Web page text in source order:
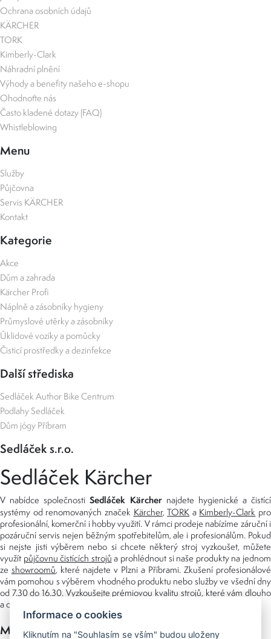
Ochrana osobních údajů
KÄRCHER
TORK
Kimberly-Clark
Náhradní plnění
Výhody a benefity našeho e-shopu
Ohodnoťte nás
Často kladené dotazy (FAQ)
Whistleblowing
Menu
Služby
Půjčovna
Servis KÄRCHER
Kontakt
Kategorie
Akce
Dům a zahrada
Kärcher Profi
Náplně a zásobníky hygieny
Průmyslové utěrky a zásobníky
Úklidové vozíky a pomůcky
Čisticí prostředky a dezinfekce
Další střediska
Sedláček Author Bike Centrum
Podlahy Sedláček
Dům jógy Příbram
Sedláček s.r.o.
Sedláček Kärcher
V nabídce společnostiSedláček Kärchernajdete hygienické a čistící
systémy od renomovaných značek Kärcher,TORK a Kimberly-Clark pro
profesionální, komerční i hobby využití. V rámci prodeje nabízíme záruční i
pozáruční servis nejen běžným spotřebitelům, ale i profesionálům. Pokud
si nejste jisti výběrem nebo si chcete některý stroj vyzkoušet, můžete
využít půjčovnu čistících strojů a prohlédnout si naše produkty na jednom
ze showroomů, které najdete v Plzni a Příbrami. Zkušení profesionálové
vám pomohou s výběrem vhodného produktu nebo služby ve všední dny
od 7.30 do 16.30. Vyzkoušejte prémiovou kvalitu strojů, které vám dlouho
a dobře poslouží nejen doma, ale i v zaměstnání.
Možnosti platby
Informace o cookies
Kliknutím na "Souhlasím se vším" budou uloženy